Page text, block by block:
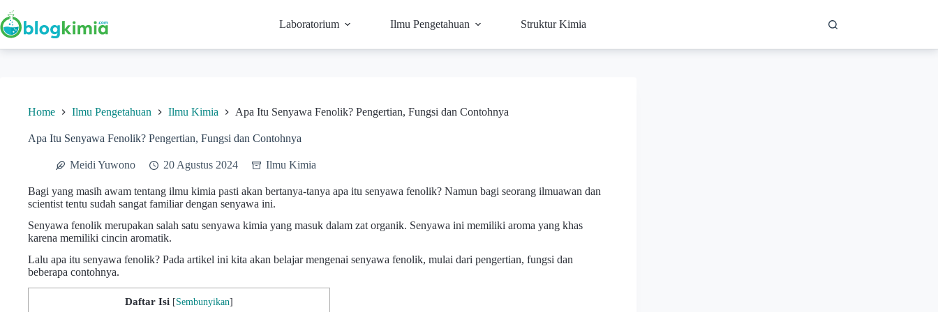
to
content
Laboratorium Ilmu Pengetahuan Struktur Kimia
Home Ilmu Pengetahuan Ilmu Kimia Apa Itu Senyawa Fenolik? Pengertian, Fungsi dan Contohnya
Apa Itu Senyawa Fenolik? Pengertian, Fungsi dan Contohnya
Meidi Yuwono 20 Agustus 2024 Ilmu Kimia
Bagi yang masih awam tentang ilmu kimia pasti akan bertanya-tanya apa itu senyawa fenolik? Namun bagi seorang ilmuawan dan
scientist tentu sudah sangat familiar dengan senyawa ini.
Senyawa fenolik merupakan salah satu senyawa kimia yang masuk dalam zat organik. Senyawa ini memiliki aroma yang khas
karena memiliki cincin aromatik.
Lalu apa itu senyawa fenolik? Pada artikel ini kita akan belajar mengenai senyawa fenolik, mulai dari pengertian, fungsi dan
beberapa contohnya.
Daftar Isi [Sembunyikan]